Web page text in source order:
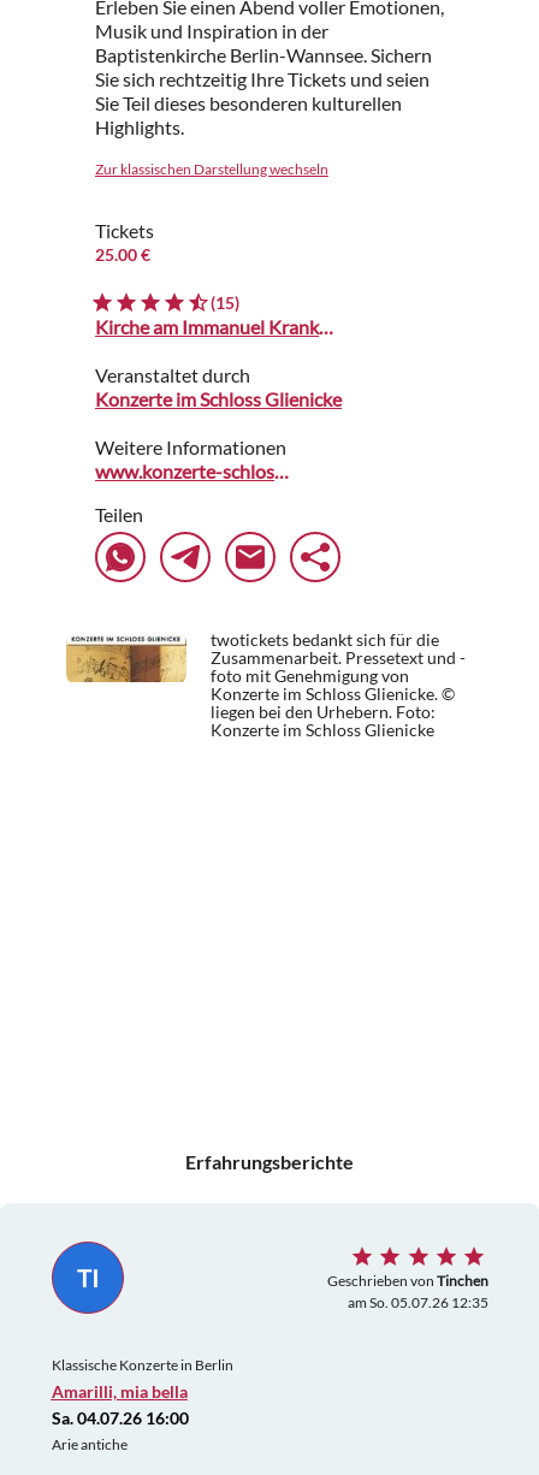
Erleben Sie einen Abend voller Emotionen,
Musik und Inspiration in der
Baptistenkirche Berlin-Wannsee. Sichern
Sie sich rechtzeitig Ihre Tickets und seien
Sie Teil dieses besonderen kulturellen
Highlights.
Zur klassischen Darstellung wechseln
Tickets
25.00 €
(15)
Kirche am Immanuel Krankenhaus
Veranstaltet durch
Konzerte im Schloss Glienicke
Weitere Informationen
www.konzerte-schloss-glienicke.de
Teilen
twotickets bedankt sich für die
Zusammenarbeit. Pressetext und -
foto mit Genehmigung von
Konzerte im Schloss Glienicke. ©
liegen bei den Urhebern. Foto:
Konzerte im Schloss Glienicke
Erfahrungsberichte
TI Geschrieben von Tinchen
am So. 05.07.26 12:35
Klassische Konzerte in Berlin
Amarilli, mia bella
Sa. 04.07.26 16:00
Arie antiche